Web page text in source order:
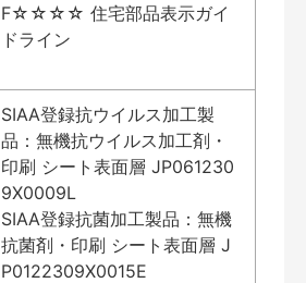
F☆☆☆☆ 住宅部品表示ガイ
ドライン
SIAA登録抗ウイルス加工製
品：無機抗ウイルス加工剤・
印刷 シート表面層 JP061230
9X0009L
SIAA登録抗菌加工製品：無機
抗菌剤・印刷 シート表面層 J
P0122309X0015E